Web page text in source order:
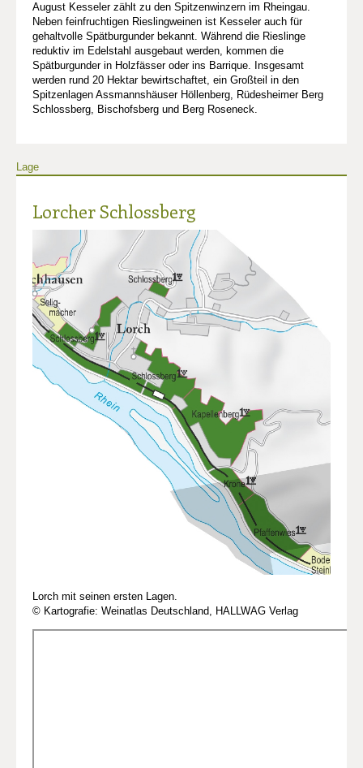
August Kesseler zählt zu den Spitzenwinzern im Rheingau.
Neben feinfruchtigen Rieslingweinen ist Kesseler auch für
gehaltvolle Spätburgunder bekannt. Während die Rieslinge
reduktiv im Edelstahl ausgebaut werden, kommen die
Spätburgunder in Holzfässer oder ins Barrique. Insgesamt
werden rund 20 Hektar bewirtschaftet, ein Großteil in den
Spitzenlagen Assmannshäuser Höllenberg, Rüdesheimer Berg
Schlossberg, Bischofsberg und Berg Roseneck.
Lage
Lorcher Schlossberg
Lorch mit seinen ersten Lagen.
© Kartografie: Weinatlas Deutschland, HALLWAG Verlag